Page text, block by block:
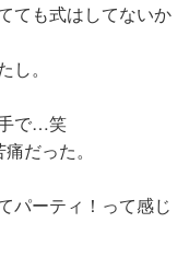
ても式はしてないか
。
で…笑
だった。
パーティ！って感じ